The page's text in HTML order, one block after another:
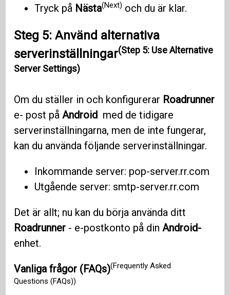
Tryck på Nästa(Next) och du är klar.
Steg 5: Använd alternativa
serverinställningar(Step 5: Use Alternative
Server Settings)
Om du ställer in och konfigurerar Roadrunner
e- post på Android med de tidigare
serverinställningarna, men de inte fungerar,
kan du använda följande serverinställningar.
Inkommande server: pop-server.rr.com
Utgående server: smtp-server.rr.com
Det är allt; nu kan du börja använda ditt
Roadrunner - e-postkonto på din Android-
enhet.
Vanliga frågor (FAQs)(Frequently Asked
Questions (FAQs))